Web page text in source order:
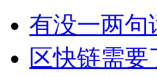
有没一两句
区快链需